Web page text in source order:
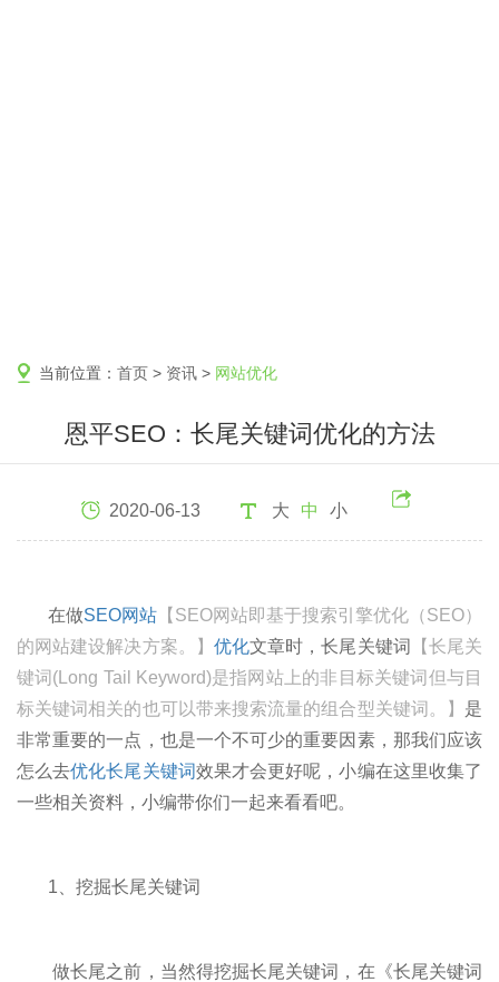
当前位置： 首页 > 资讯 > 网站优化
恩平SEO：长尾关键词优化的方法
2020-06-13 大 中 小
在做SEO网站 【SEO网站即基于搜索引擎优化（SEO）
的网站建设解决方案。】 优化文章时，长尾关键词
【长尾关
键词(Long Tail Keyword)是指网站上的非目标关键词但与目
标关键词相关的也可以带来搜索流量的组合型关键词。】 是
非常重要的一点，也是一个不可少的重要因素，那我们应该
怎么去优化长尾关键词效果才会更好呢，小编在这里收集了
一些相关资料，小编带你们一起来看看吧。
1、挖掘长尾关键词
做长尾之前，当然得挖掘长尾关键词，在《长尾关键词